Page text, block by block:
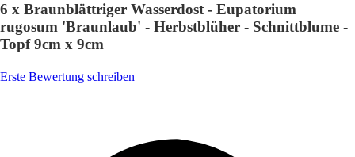
6 x Braunblättriger Wasserdost - Eupatorium
rugosum 'Braunlaub' - Herbstblüher - Schnittblume -
Topf 9cm x 9cm
Erste Bewertung schreiben